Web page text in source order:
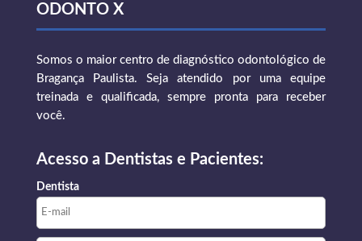
ODONTO X
Somos o maior centro de diagnóstico odontológico de
Bragança Paulista. Seja atendido por uma equipe
treinada e qualificada, sempre pronta para receber
você.
Acesso a Dentistas e Pacientes:
Dentista